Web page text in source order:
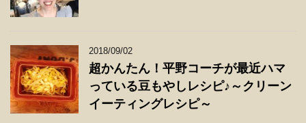
2018/09/02
超かんたん！平野コーチが最近ハマ
っている豆もやしレシピ♪～クリーン
イーティングレシピ～